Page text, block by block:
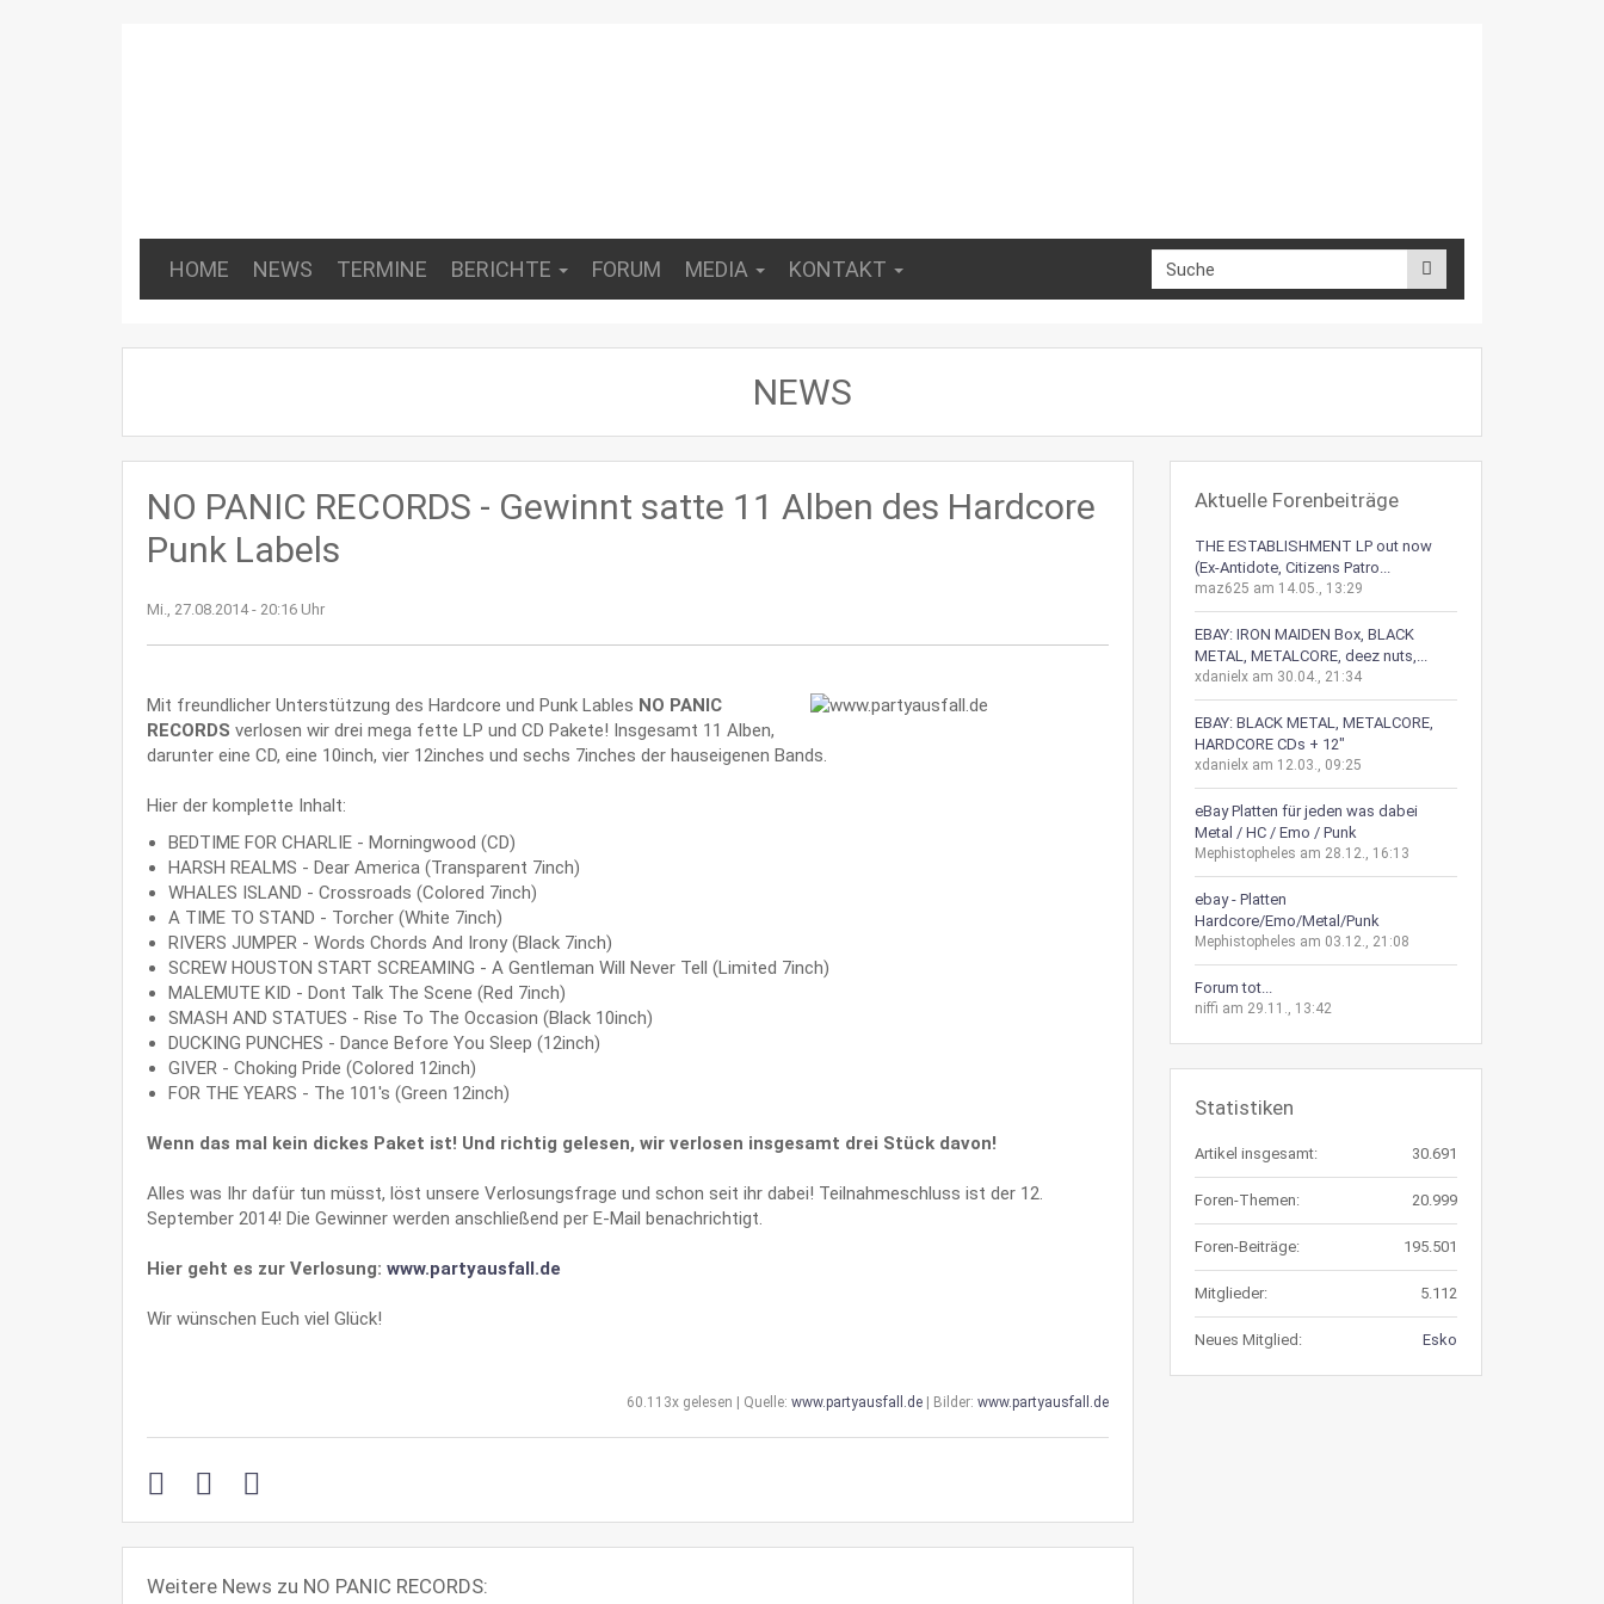
HOME NEWS TERMINE BERICHTE FORUM MEDIA KONTAKT
NEWS
NO PANIC RECORDS - Gewinnt satte 11 Alben des Hardcore
Punk Labels
Mi., 27.08.2014 - 20:16 Uhr
Mit freundlicher Unterstützung des Hardcore und Punk Lables NO PANIC
RECORDS verlosen wir drei mega fette LP und CD Pakete! Insgesamt 11 Alben,
darunter eine CD, eine 10inch, vier 12inches und sechs 7inches der hauseigenen Bands.
Hier der komplette Inhalt:
BEDTIME FOR CHARLIE - Morningwood (CD)
HARSH REALMS - Dear America (Transparent 7inch)
WHALES ISLAND - Crossroads (Colored 7inch)
A TIME TO STAND - Torcher (White 7inch)
RIVERS JUMPER - Words Chords And Irony (Black 7inch)
SCREW HOUSTON START SCREAMING - A Gentleman Will Never Tell (Limited 7inch)
MALEMUTE KID - Dont Talk The Scene (Red 7inch)
SMASH AND STATUES - Rise To The Occasion (Black 10inch)
DUCKING PUNCHES - Dance Before You Sleep (12inch)
GIVER - Choking Pride (Colored 12inch)
FOR THE YEARS - The 101's (Green 12inch)
Wenn das mal kein dickes Paket ist! Und richtig gelesen, wir verlosen insgesamt drei Stück davon!
Alles was Ihr dafür tun müsst, löst unsere Verlosungsfrage und schon seit ihr dabei! Teilnahmeschluss ist der 12.
September 2014! Die Gewinner werden anschließend per E-Mail benachrichtigt.
Hier geht es zur Verlosung: www.partyausfall.de
Wir wünschen Euch viel Glück!
60.113x gelesen | Quelle: www.partyausfall.de| Bilder: www.partyausfall.de
Weitere News zu NO PANIC RECORDS:
Aktuelle Forenbeiträge
THE ESTABLISHMENT LP out now
(Ex-Antidote, Citizens Patro...
maz625 am 14.05., 13:29
EBAY: IRON MAIDEN Box, BLACK
METAL, METALCORE, deez nuts,...
xdanielx am 30.04., 21:34
EBAY: BLACK METAL, METALCORE,
HARDCORE CDs + 12"
xdanielx am 12.03., 09:25
eBay Platten für jeden was dabei
Metal / HC / Emo / Punk
Mephistopheles am 28.12., 16:13
ebay - Platten
Hardcore/Emo/Metal/Punk
Mephistopheles am 03.12., 21:08
Forum tot...
niffi am 29.11., 13:42
Statistiken
Artikel insgesamt: 30.691
Foren-Themen: 20.999
Foren-Beiträge: 195.501
Mitglieder: 5.112
Neues Mitglied: Esko